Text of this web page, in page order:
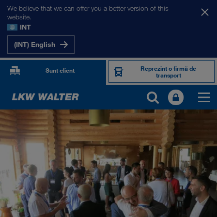
We believe that we can offer you a better version of this
website.
INT
(INT) English
Sunt client
Reprezint o firmă de
transport
PRODUSE ȘI SERVICII
Transport rutier
Soluții digitale
Transport intermodal